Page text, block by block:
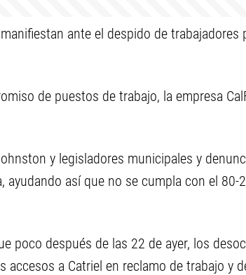
ante el despido de trabajadores
de puestos de trabajo, la empresa
y legisladores municipales y
ayudando así que no se cumpla con el 80-
poco después de las 22 de ayer, los
a Catriel en reclamo de trabajo y